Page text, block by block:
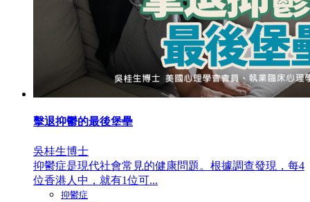
擊退抑鬱的最後堡壘
吳桂生博士
抑鬱症是現代社會常見的健康問題。根據調查發現，每4
位香港人中，就有1位可...
抑鬱症